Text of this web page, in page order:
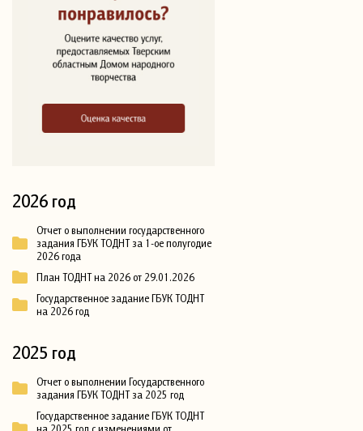
2026 год
Отчет о выполнении государственного
задания ГБУК ТОДНТ за 1-ое полугодие
2026 года
План ТОДНТ на 2026 от 29.01.2026
Государственное задание ГБУК ТОДНТ
на 2026 год
2025 год
Отчет о выполнении Государственного
задания ГБУК ТОДНТ за 2025 год
Государственное задание ГБУК ТОДНТ
на 2025 год с изменениями от